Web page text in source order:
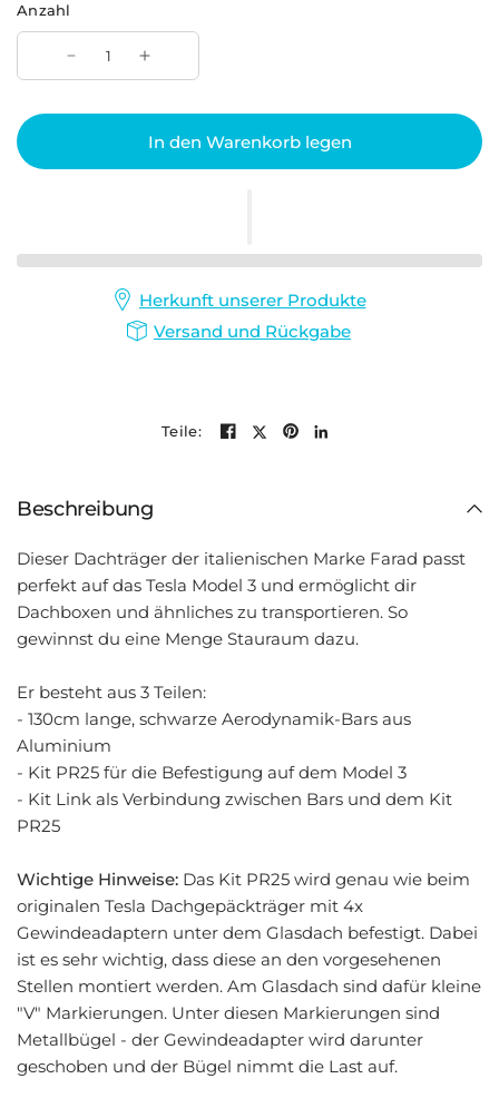
Anzahl
In den Warenkorb legen
Herkunft unserer Produkte
Versand und Rückgabe
Teile:
Beschreibung
Dieser Dachträger der italienischen Marke Farad passt
perfekt auf das Tesla Model 3 und ermöglicht dir
Dachboxen und ähnliches zu transportieren. So
gewinnst du eine Menge Stauraum dazu.
Er besteht aus 3 Teilen:
- 130cm lange, schwarze Aerodynamik-Bars aus
Aluminium
- Kit PR25 für die Befestigung auf dem Model 3
- Kit Link als Verbindung zwischen Bars und dem Kit
PR25
Wichtige Hinweise: Das Kit PR25 wird genau wie beim
originalen Tesla Dachgepäckträger mit 4x
Gewindeadaptern unter dem Glasdach befestigt. Dabei
ist es sehr wichtig, dass diese an den vorgesehenen
Stellen montiert werden. Am Glasdach sind dafür kleine
"V" Markierungen. Unter diesen Markierungen sind
Metallbügel - der Gewindeadapter wird darunter
geschoben und der Bügel nimmt die Last auf.